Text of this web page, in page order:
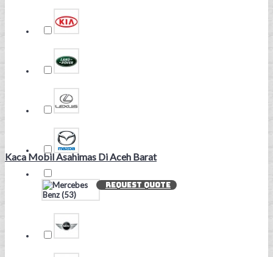
Kaca Mobil Asahimas Di Aceh Barat
REQUEST QUOTE